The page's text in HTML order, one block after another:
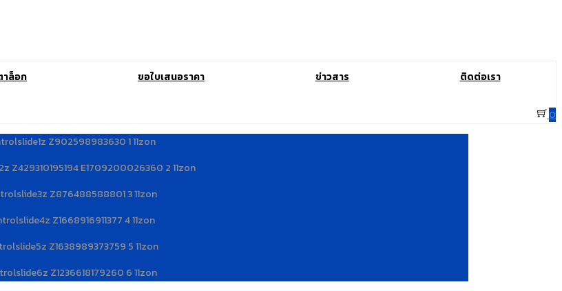
ล็อก ขอใบเสนอราคา ข่าวสาร ติดต่อเรา
0